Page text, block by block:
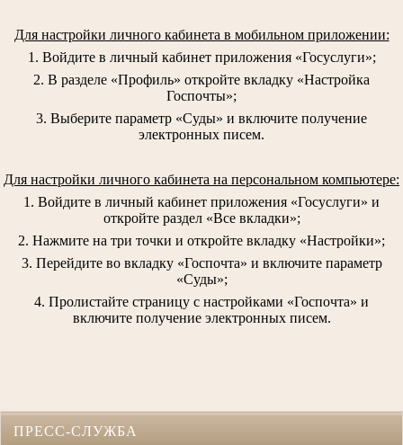
Для настройки личного кабинета в мобильном приложении:
1. Войдите в личный кабинет приложения «Госуслуги»;
2. В разделе «Профиль» откройте вкладку «Настройка
Госпочты»;
3. Выберите параметр «Суды» и включите получение
электронных писем.
Для настройки личного кабинета на персональном компьютере:
1. Войдите в личный кабинет приложения «Госуслуги» и
откройте раздел «Все вкладки»;
2. Нажмите на три точки и откройте вкладку «Настройки»;
3. Перейдите во вкладку «Госпочта» и включите параметр
«Суды»;
4. Пролистайте страницу с настройками «Госпочта» и
включите получение электронных писем.
ПРЕСС-СЛУЖБА